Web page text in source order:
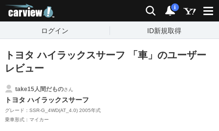
検索 通知
i
ログイン ID新規取得
トヨタ ハイラックスサーフ 「車」のユーザー
レビュー
take15人間だものさん
トヨタ ハイラックスサーフ
グレード：SSR-G_4WD(AT_4.0) 2005年式
乗車形式：マイカー